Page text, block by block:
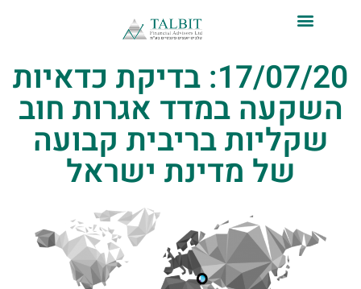
17/07/20: בדיקת כדאיות
השקעה במדד אגרות חוב
שקליות בריבית קבועה
של מדינת ישראל